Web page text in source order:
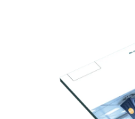
Măsurători în